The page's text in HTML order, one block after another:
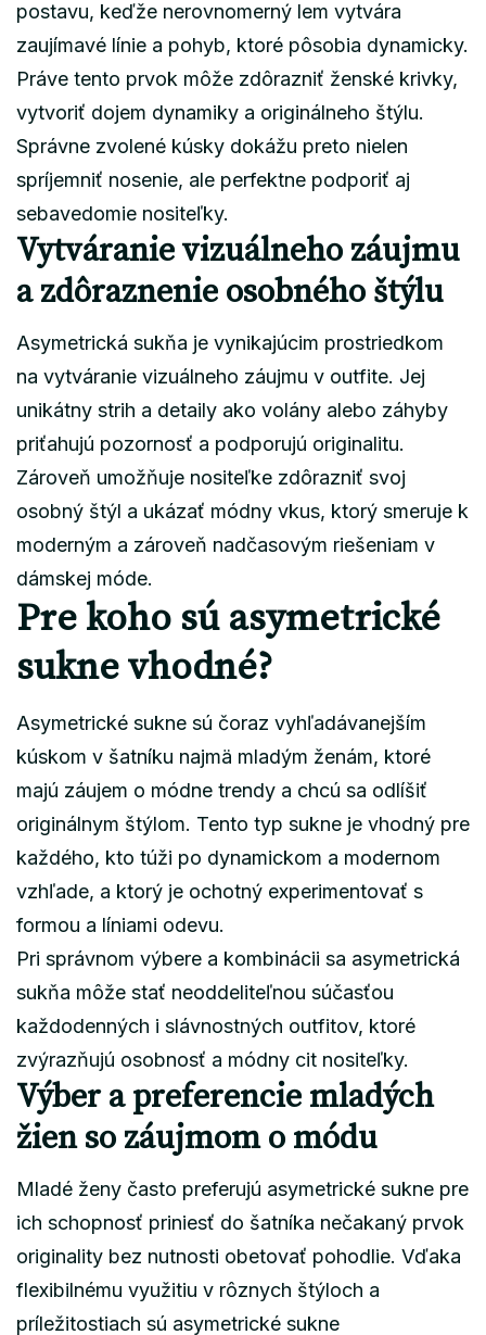
postavu, keďže nerovnomerný lem vytvára
zaujímavé línie a pohyb, ktoré pôsobia dynamicky.
Práve tento prvok môže zdôrazniť ženské krivky,
vytvoriť dojem dynamiky a originálneho štýlu.
Správne zvolené kúsky dokážu preto nielen
spríjemniť nosenie, ale perfektne podporiť aj
sebavedomie nositeľky.
Vytváranie vizuálneho záujmu
a zdôraznenie osobného štýlu
Asymetrická sukňa je vynikajúcim prostriedkom
na vytváranie vizuálneho záujmu v outfite. Jej
unikátny strih a detaily ako volány alebo záhyby
priťahujú pozornosť a podporujú originalitu.
Zároveň umožňuje nositeľke zdôrazniť svoj
osobný štýl a ukázať módny vkus, ktorý smeruje k
moderným a zároveň nadčasovým riešeniam v
dámskej móde.
Pre koho sú asymetrické
sukne vhodné?
Asymetrické sukne sú čoraz vyhľadávanejším
kúskom v šatníku najmä mladým ženám, ktoré
majú záujem o módne trendy a chcú sa odlíšiť
originálnym štýlom. Tento typ sukne je vhodný pre
každého, kto túži po dynamickom a modernom
vzhľade, a ktorý je ochotný experimentovať s
formou a líniami odevu.
Pri správnom výbere a kombinácii sa asymetrická
sukňa môže stať neoddeliteľnou súčasťou
každodenných i slávnostných outfitov, ktoré
zvýrazňujú osobnosť a módny cit nositeľky.
Výber a preferencie mladých
žien so záujmom o módu
Mladé ženy často preferujú asymetrické sukne pre
ich schopnosť priniesť do šatníka nečakaný prvok
originality bez nutnosti obetovať pohodlie. Vďaka
flexibilnému využitiu v rôznych štýloch a
príležitostiach sú asymetrické sukne